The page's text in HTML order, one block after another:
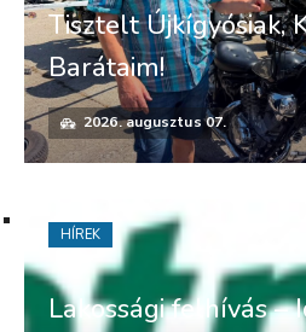
Tisztelt Újkígyósiak,
Barátaim!
2026. augusztus 07.
Lakossági felhívás –
HÍREK